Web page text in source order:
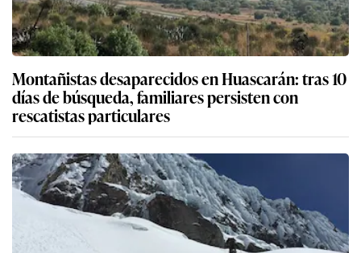
Montañistas desaparecidos en Huascarán: tras 10
días de búsqueda, familiares persisten con
rescatistas particulares